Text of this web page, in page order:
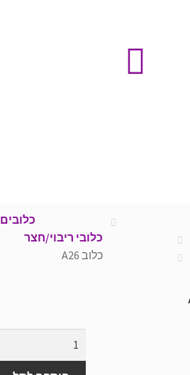
כלובים
כלובי ריבוי/חצר
כלוב A26